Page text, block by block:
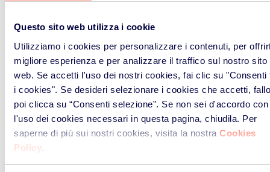
Questo sito web utilizza i cookie
Utilizziamo i cookies per personalizzare i contenuti, per
migliore esperienza e per analizzare il traffico sul nostro sito
web. Se accetti l'uso dei nostri cookies, fai clic su "Consenti
i cookies". Se desideri selezionare i cookies che accetti,
poi clicca su “Consenti selezione”. Se non sei d'accordo con
l'uso dei cookies necessari in questa pagina, chiudila. Per
saperne di più sui nostri cookies, visita la nostra Cookies
Policy.